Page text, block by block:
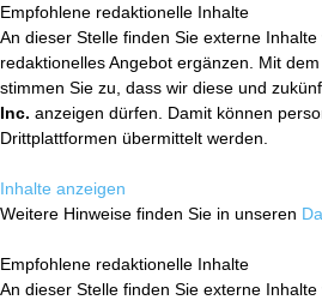
Empfohlene redaktionelle Inhalte
An dieser Stelle finden Sie externe Inhalte
redaktionelles Angebot ergänzen. Mit
stimmen Sie zu, dass wir diese und
Inc. anzeigen dürfen. Damit können
Drittplattformen übermittelt werden.
Inhalte anzeigen
Weitere Hinweise finden Sie in unseren
Empfohlene redaktionelle Inhalte
An dieser Stelle finden Sie externe Inhalte